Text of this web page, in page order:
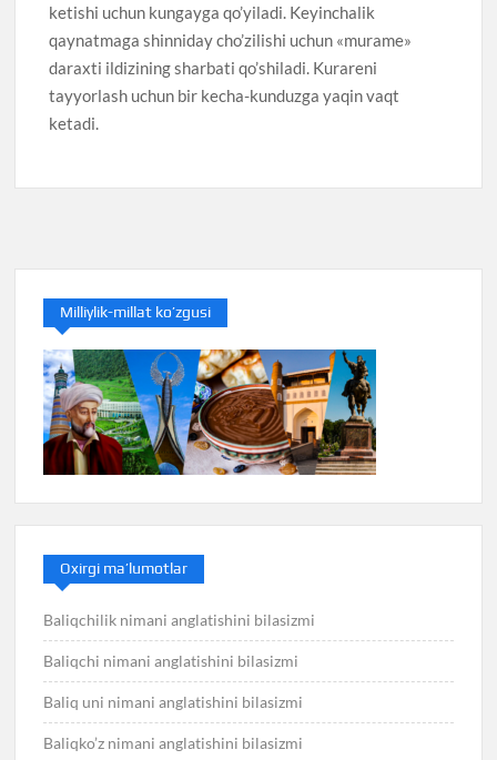
ketishi uchun kungayga qo’yiladi. Keyinchalik
qaynatmaga shinniday cho’zilishi uchun «murame»
daraxti ildizining sharbati qo’shiladi. Kurareni
tayyorlash uchun bir kecha-kunduzga yaqin vaqt
ketadi.
Milliylik-millat ko’zgusi
Oxirgi ma’lumotlar
Baliqchilik nimani anglatishini bilasizmi
Baliqchi nimani anglatishini bilasizmi
Baliq uni nimani anglatishini bilasizmi
Baliqko’z nimani anglatishini bilasizmi